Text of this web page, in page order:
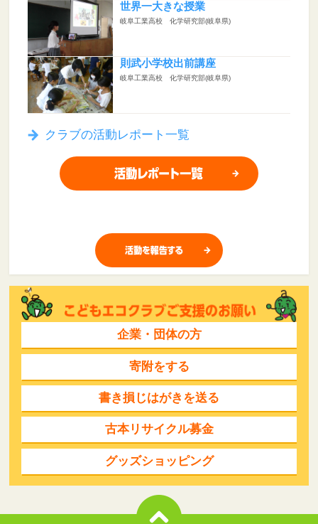
世界一大きな授業
岐阜工業高校 化学研究部(岐阜県)
則武小学校出前講座
岐阜工業高校 化学研究部(岐阜県)
クラブの活動レポート一覧
企業・団体の方
寄附をする
書き損じはがきを送る
古本リサイクル募金
グッズショッピング